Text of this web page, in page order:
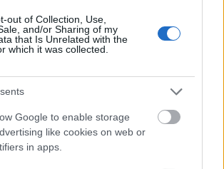
out of Collection, Use,
and/or Sharing of my
that Is Unrelated with the
which it was collected.
Google to enable storage
like cookies on web or
in apps.
(0)